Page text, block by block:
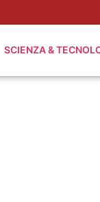
SCIENZA &